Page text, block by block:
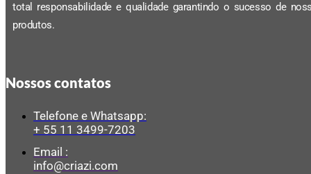
total responsabilidade e qualidade garantindo o sucesso de
produtos.
Nossos contatos
Telefone e Whatsapp:
+ 55 11 3499-7203
Email :
info@criazi.com